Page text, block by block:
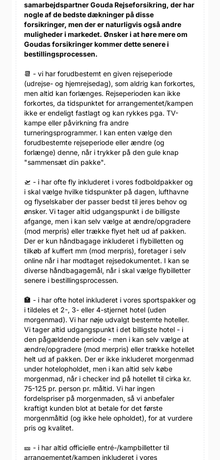
samarbejdspartner Gouda Rejseforsikring, der har
nogle af de bedste dækninger på disse
forsikringer, men der er naturligvis også andre
muligheder i markedet. Ønsker i at høre mere om
Goudas forsikringer kommer dette senere i
bestillingsprocessen.
📆 - vi har forudbestemt en given rejseperiode
(udrejse- og hjemrejsedag), som aldrig kan forkortes,
men altid kan forlænges. Rejseperioden kan ikke
forkortes, da tidspunktet for arrangementet/kampen
ikke er endeligt fastlagt og kan rykkes pga. TV-
kampe eller påvirkning fra andre
turneringsprogrammer. I kan enten vælge den
forudbestemte rejseperiode eller ændre (og
forlænge) denne, når i trykker på den gule knap
"sammensæt din pakke".
🛫 - i har ofte fly inkluderet i vores fodboldpakker og
i skal vælge hvilke tidspunkter på dagen, lufthavne
og flyselskaber der passer bedst til jeres behov og
ønsker. Vi tager altid udgangspunkt i de billigste
afgange, men i kan selv vælge at ændre/opgradere
(mod merpris) eller trække flyet helt ud af pakken.
Der er kun håndbagage inkluderet i flybilletten og
tilkøb af kuffert mm (mod merpris), foretager i selv
online når i har modtaget rejsedokumentet. I kan se
diverse håndbagagemål, når i skal vælge flybilletter
senere i bestillingsprocessen.
🏣 - i har ofte hotel inkluderet i vores sportspakker og
i tildeles et 2-, 3- eller 4-stjernet hotel (uden
morgenmad). Vi har nøje udvalgt bestemte hoteller.
Vi tager altid udgangspunkt i det billigste hotel - i
den pågældende periode - men i kan selv vælge at
ændre/opgradere (mod merpris) eller trække hotellet
helt ud af pakken. Der er ikke inkluderet morgenmad
under hotelopholdet, men i kan altid selv købe
morgenmad, når i checker ind på hotellet til cirka kr.
75-125 pr. person pr. måltid. Vi har ingen
fordelspriser på morgenmaden, så vi anbefaler
kraftigt kunden blot at betale for det første
morgenmåltid (og ikke hele opholdet), for at vurdere
pris og kvalitet.
🎫 - i har altid officielle entré-/kampbilletter til
arrangementet/kampen inkluderet i vores